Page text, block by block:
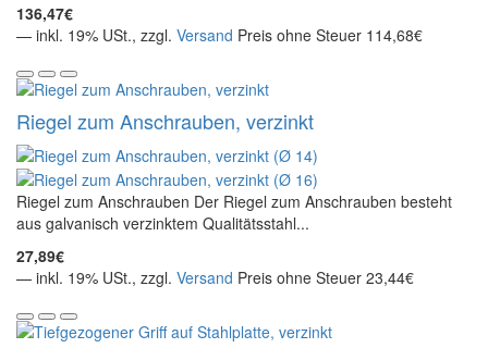
136,47€
— inkl. 19% USt., zzgl. Versand Preis ohne Steuer 114,68€
Riegel zum Anschrauben, verzinkt
Riegel zum Anschrauben Der Riegel zum Anschrauben besteht
aus galvanisch verzinktem Qualitätsstahl...
27,89€
— inkl. 19% USt., zzgl. Versand Preis ohne Steuer 23,44€